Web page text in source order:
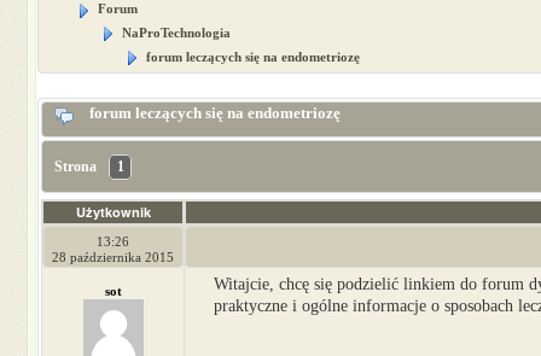
Forum
NaProTechnologia
forum leczących się na endometriozę
forum leczących się na endometriozę
Strona 1
Użytkownik
13:26
28 października 2015
sot
Witajcie, chcę się podzielić linkiem do forum
praktyczne i ogólne informacje o sposobach